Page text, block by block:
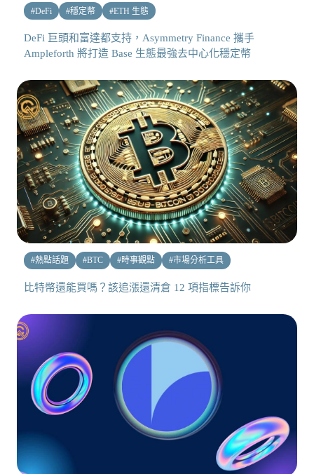
#DeFi #穩定幣 #ETH 生態
DeFi 巨頭和富達都支持，Asymmetry Finance 攜手
Ampleforth 將打造 Base 生態最強去中心化穩定幣
#熱點話題 #BTC #時事觀點 #市場分析工具
比特幣還能買嗎？該追漲還清倉 12 項指標告訴你